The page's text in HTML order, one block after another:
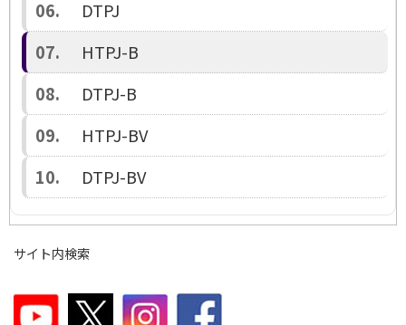
DTPJ
HTPJ-B
DTPJ-B
HTPJ-BV
DTPJ-BV
サイト内検索